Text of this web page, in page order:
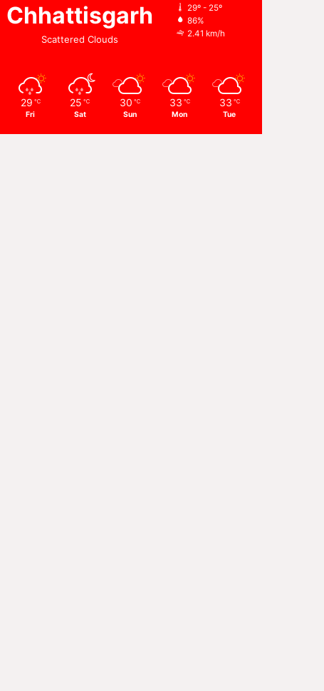
Chhattisgarh
Scattered Clouds
29º - 25º
86%
2.41 km/h
29 ℃
Fri
25 ℃
Sat
30 ℃
Sun
33 ℃
Mon
33 ℃
Tue